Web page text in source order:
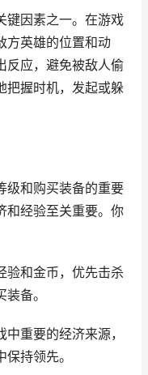
键因素之一。在游戏
方英雄的位置和动
反应，避免被敌人偷
把握时机，发起或躲
级和购买装备的重要
和经验至关重要。你
验和金币，优先击杀
备。
重要的经济来源，
持领先。